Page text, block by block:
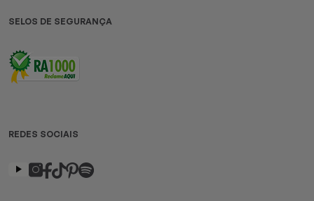
SELOS DE SEGURANÇA
REDES SOCIAIS